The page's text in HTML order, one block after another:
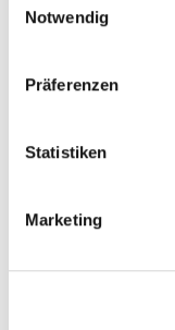
Notwendig
Präferenzen
Statistiken
Marketing
Auf Lager